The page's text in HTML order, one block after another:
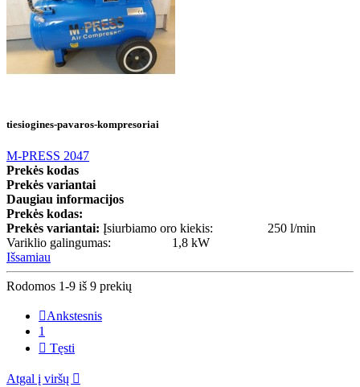
tiesiogines-pavaros-kompresoriai
M-PRESS 2047
Prekės kodas
Prekės variantai
Daugiau informacijos
Prekės kodas:
Prekės variantai: Įsiurbiamo oro kiekis: 250 l/min
Variklio galingumas: 1,8 kW
Išsamiau
Rodomos 1-9 iš 9 prekių
Ankstesnis
1
 Tęsti
Atgal į viršų 